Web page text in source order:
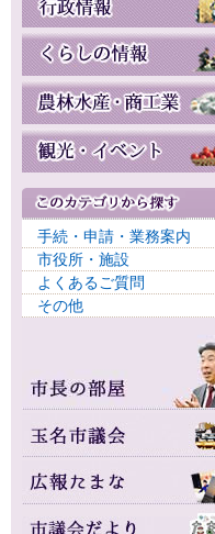
手続・申請・業務案内
市役所・施設
よくあるご質問
その他